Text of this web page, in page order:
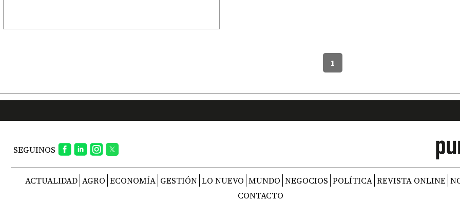
1
SEGUINOS
ACTUALIDAD AGRO ECONOMÍA GESTIÓN LO NUEVO MUNDO NEGOCIOS POLÍTICA REVISTA ONLINE
CONTACTO